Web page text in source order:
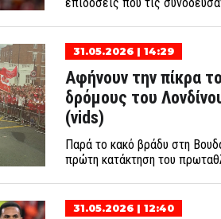
31.05.2026 | 14:29
Αφήνουν την πίκρα
δρόμους του
(vids)
Παρά το κακό βράδυ στη
πρώτη κατάκτηση του
31.05.2026 | 12:40